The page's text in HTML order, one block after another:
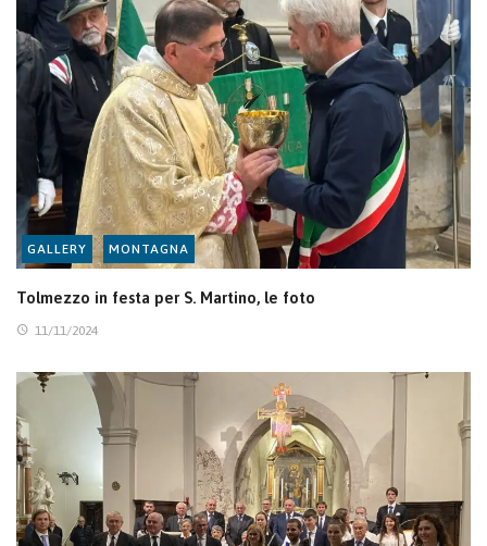
GALLERY MONTAGNA
Tolmezzo in festa per S. Martino, le foto
11/11/2024